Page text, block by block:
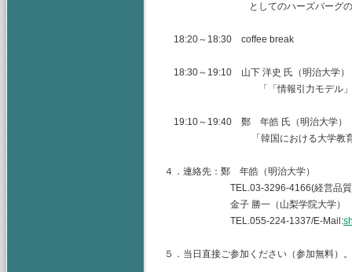
としてのハーズバーグのM因
18:20～18:30 coffee break
18:30～19:10 山下 洋史 氏（明治大学）
「「情報引力モデル」の
19:10～19:40 鄭 年皓 氏（明治大学）
「韓国における大学教育の
４．連絡先：鄭 年皓（明治大学）
TEL.03-3296-4166(経営品質科
金子 勝一（山梨学院大学）
TEL.055-224-1337/E-Mail:
５．当日直接ご参加ください（参加無料）。